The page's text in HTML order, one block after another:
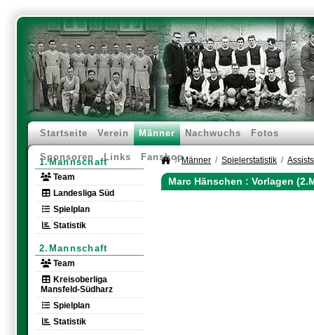
Startseite Verein Männer Nachwuchs Fotos
Sponsoren Links Fanshop
1.Mannschaft
Team
Landesliga Süd
Spielplan
Statistik
2.Mannschaft
Team
Kreisoberliga
Mansfeld-Südharz
Spielplan
Statistik
Männer Spielerstatistik Assists
Marc Hänschen : Vorlagen